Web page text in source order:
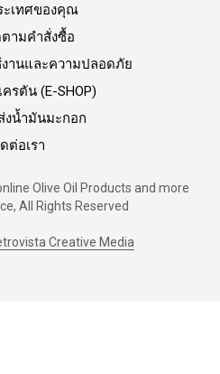
ะเทศของคุณ
ามคำสั่งซื้อ
านและความปลอดภัย
รตัน (E-SHOP)
งน้ำมันมะกอก
ต่อเรา
Olive Oil Products and more
All Rights Reserved
Creative Media